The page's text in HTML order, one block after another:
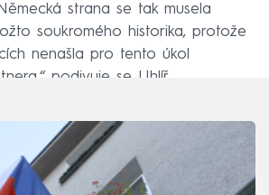
strana se tak musela
soukromého historika, protože
nenašla pro tento úkol
podivuje se Uhlíř.